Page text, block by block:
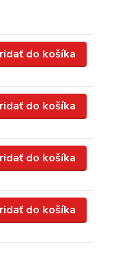
do košíka
do košíka
do košíka
do košíka